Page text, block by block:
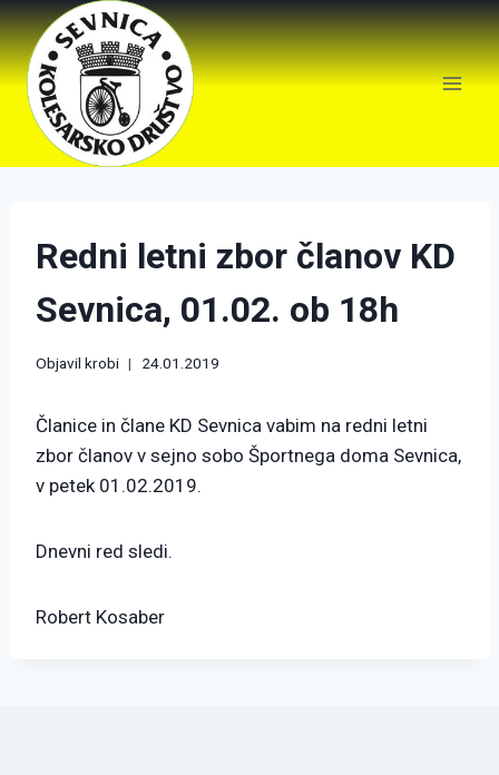
Redni letni zbor članov KD
Sevnica, 01.02. ob 18h
Objavil krobi 24.01.2019
Članice in člane KD Sevnica vabim na redni letni
zbor članov v sejno sobo Športnega doma Sevnica,
v petek 01.02.2019.
Dnevni red sledi.
Robert Kosaber